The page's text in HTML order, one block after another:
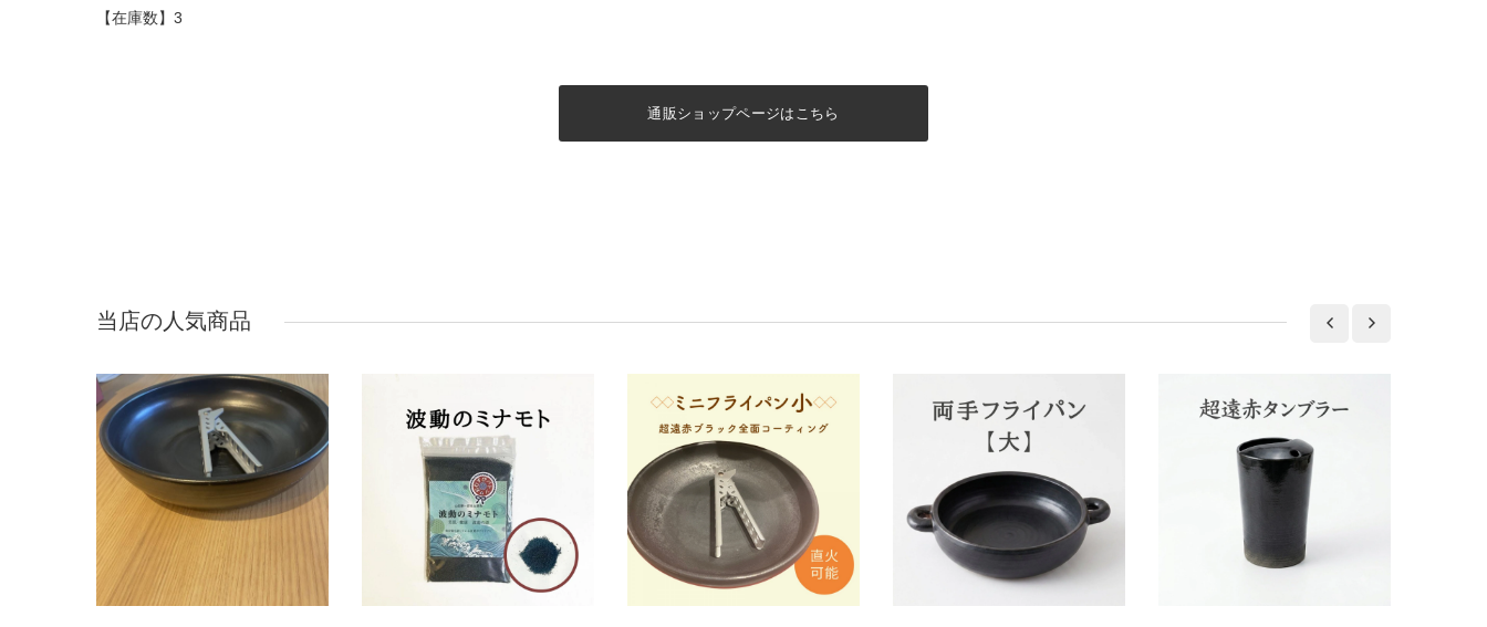
【在庫数】3
通販ショップページはこちら
当店の人気商品